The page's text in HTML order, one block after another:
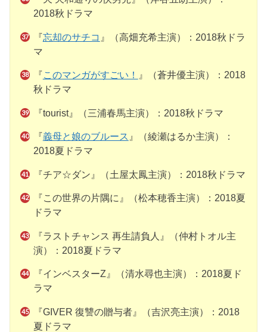
2018秋ドラマ
『忘却のサチコ 』（高畑充希主演）：2018秋ドラ
マ
『このマンガがすごい！ 』（蒼井優主演）：2018
秋ドラマ
『tourist』（三浦春馬主演）：2018秋ドラマ
『義母と娘のブルース 』（綾瀬はるか主演）：
2018夏ドラマ
『チア☆ダン』（土屋太鳳主演）：2018秋ドラマ
『この世界の片隅に』（松本穂香主演）：2018夏
ドラマ
『ラストチャンス 再生請負人』（仲村トオル主
演）：2018夏ドラマ
『インベスターZ』（清水尋也主演）：2018夏ド
ラマ
『GIVER 復讐の贈与者』（吉沢亮主演）：2018
夏ドラマ